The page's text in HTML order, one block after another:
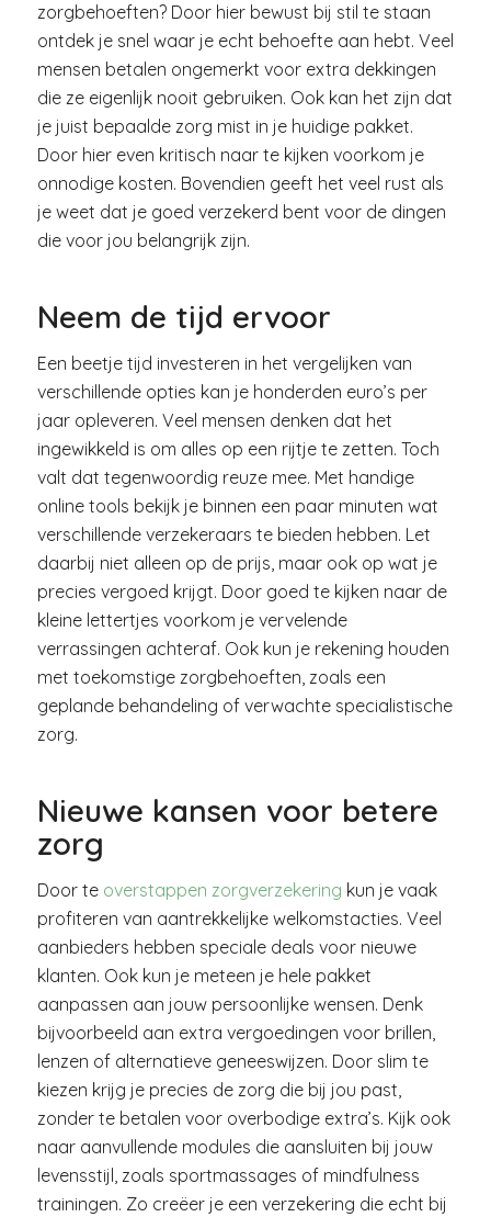
zorgbehoeften? Door hier bewust bij stil te staan
ontdek je snel waar je echt behoefte aan hebt. Veel
mensen betalen ongemerkt voor extra dekkingen
die ze eigenlijk nooit gebruiken. Ook kan het zijn dat
je juist bepaalde zorg mist in je huidige pakket.
Door hier even kritisch naar te kijken voorkom je
onnodige kosten. Bovendien geeft het veel rust als
je weet dat je goed verzekerd bent voor de dingen
die voor jou belangrijk zijn.
Neem de tijd ervoor
Een beetje tijd investeren in het vergelijken van
verschillende opties kan je honderden euro’s per
jaar opleveren. Veel mensen denken dat het
ingewikkeld is om alles op een rijtje te zetten. Toch
valt dat tegenwoordig reuze mee. Met handige
online tools bekijk je binnen een paar minuten wat
verschillende verzekeraars te bieden hebben. Let
daarbij niet alleen op de prijs, maar ook op wat je
precies vergoed krijgt. Door goed te kijken naar de
kleine lettertjes voorkom je vervelende
verrassingen achteraf. Ook kun je rekening houden
met toekomstige zorgbehoeften, zoals een
geplande behandeling of verwachte specialistische
zorg.
Nieuwe kansen voor betere
zorg
Door te overstappen zorgverzekering kun je vaak
profiteren van aantrekkelijke welkomstacties. Veel
aanbieders hebben speciale deals voor nieuwe
klanten. Ook kun je meteen je hele pakket
aanpassen aan jouw persoonlijke wensen. Denk
bijvoorbeeld aan extra vergoedingen voor brillen,
lenzen of alternatieve geneeswijzen. Door slim te
kiezen krijg je precies de zorg die bij jou past,
zonder te betalen voor overbodige extra’s. Kijk ook
naar aanvullende modules die aansluiten bij jouw
levensstijl, zoals sportmassages of mindfulness
trainingen. Zo creëer je een verzekering die echt bij